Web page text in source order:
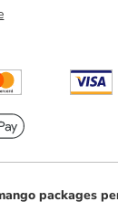
packages